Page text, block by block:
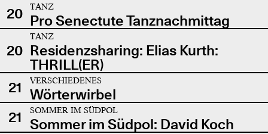
20
TANZ
Pro Senectute Tanznachmittag
20
TANZ
Residenzsharing: Elias Kurth:
THRILL(ER)
21
VERSCHIEDENES
Wörterwirbel
21
SOMMER IM SÜDPOL
Sommer im Südpol: David Koch